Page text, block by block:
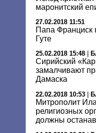
маронитский
27.02.2018 11:51
Папа Франциск
Гуте
25.02.2018 15:48
Сирийский
замалчивают
Дамаска
22.02.2018 10:53 |
Митрополит
религиозных
должны